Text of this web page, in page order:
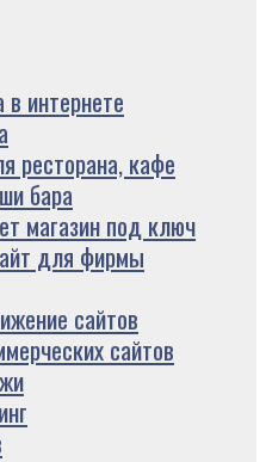
интернете
ресторана, кафе
бара
магазин под ключ
для фирмы
сайтов
сайтов